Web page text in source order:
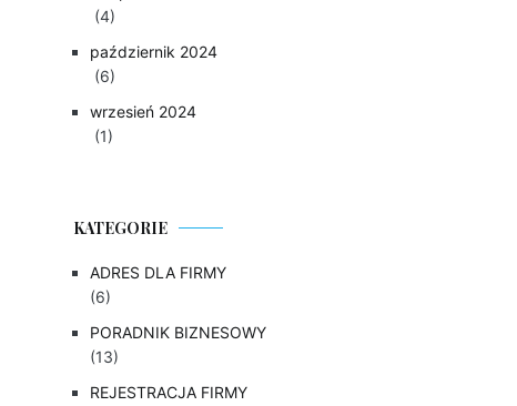
(4)
październik 2024
(6)
wrzesień 2024
(1)
KATEGORIE
ADRES DLA FIRMY
(6)
PORADNIK BIZNESOWY
(13)
REJESTRACJA FIRMY